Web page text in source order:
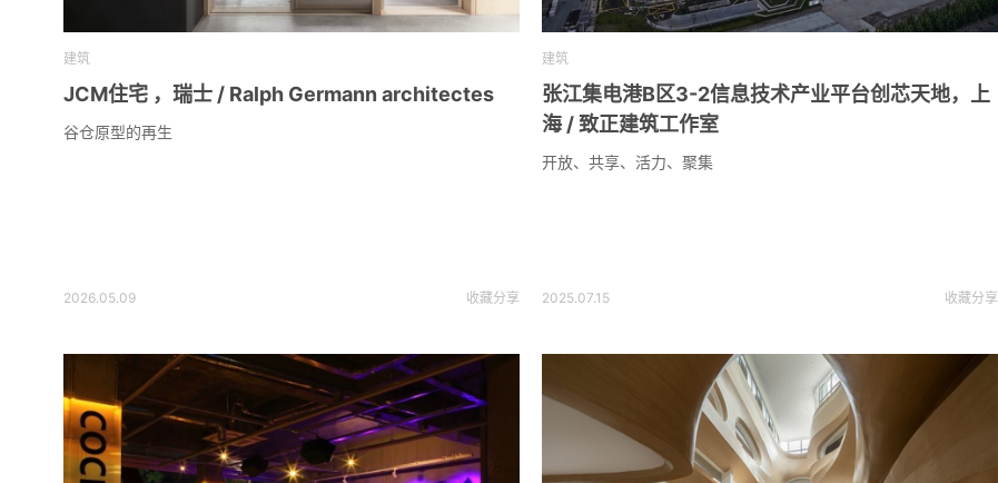
建筑
JCM住宅 ，瑞士 / Ralph Germann architectes
谷仓原型的再生
2026.05.09 收藏分享
建筑
张江集电港B区3-2信息技术产业平台创芯天地，上
海 / 致正建筑工作室
开放、共享、活力、聚集
2025.07.15 收藏分享